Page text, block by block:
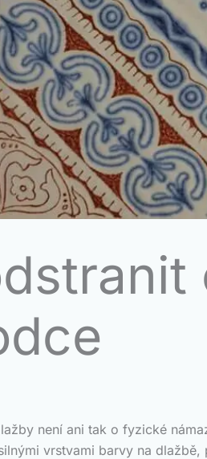
není ani tak o fyzické
vrstvami barvy na